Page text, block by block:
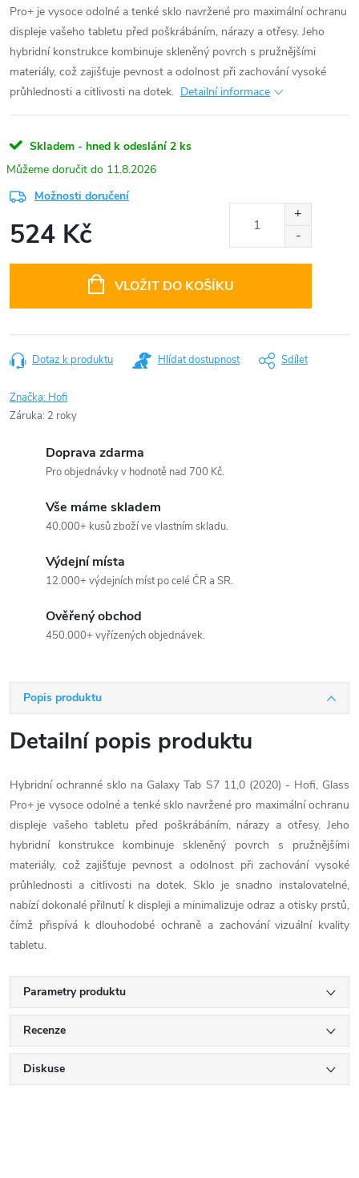
Pro+ je vysoce odolné a tenké sklo navržené pro maximální ochranu
displeje vašeho tabletu před poškrábáním, nárazy a otřesy. Jeho
hybridní konstrukce kombinuje skleněný povrch s pružnějšími
materiály, což zajišťuje pevnost a odolnost při zachování vysoké
průhlednosti a citlivosti na dotek. Detailní informace
Skladem - hned k odeslání 2 ks
11.8.2026
Možnosti doručení
524 Kč
VLOŽIT DO KOŠÍKU
Dotaz k produktu Hlídat dostupnost Sdílet
Značka: Hofi
Záruka: 2 roky
Doprava zdarma
Pro objednávky v hodnotě nad 700 Kč.
Vše máme skladem
40.000+ kusů zboží ve vlastním skladu.
Výdejní místa
12.000+ výdejních míst po celé ČR a SR.
Ověřený obchod
450.000+ vyřízených objednávek.
Popis produktu
Detailní popis produktu
Hybridní ochranné sklo na Galaxy Tab S7 11,0 (2020) - Hofi, Glass
Pro+ je vysoce odolné a tenké sklo navržené pro maximální ochranu
displeje vašeho tabletu před poškrábáním, nárazy a otřesy. Jeho
hybridní konstrukce kombinuje skleněný povrch s pružnějšími
materiály, což zajišťuje pevnost a odolnost při zachování vysoké
průhlednosti a citlivosti na dotek. Sklo je snadno instalovatelné,
nabízí dokonalé přilnutí k displeji a minimalizuje odraz a otisky prstů,
čímž přispívá k dlouhodobé ochraně a zachování vizuální kvality
tabletu.
Parametry produktu
Recenze
Diskuse